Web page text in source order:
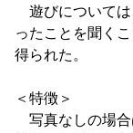
遊びについては
ったことを聞く
得られた。
＜特徴＞
写真なしの場合